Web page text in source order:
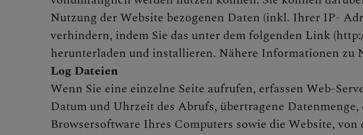
Nutzung der Website bezogenen Daten (inkl. Ihrer IP-
verhindern, indem Sie das unter dem folgenden Link
herunterladen und installieren. Nähere Informationen zu
Log Dateien
Wenn Sie eine einzelne Seite aufrufen, erfassen Web-
Datum und Uhrzeit des Abrufs, übertragene
Browsersoftware Ihres Computers sowie die Website,